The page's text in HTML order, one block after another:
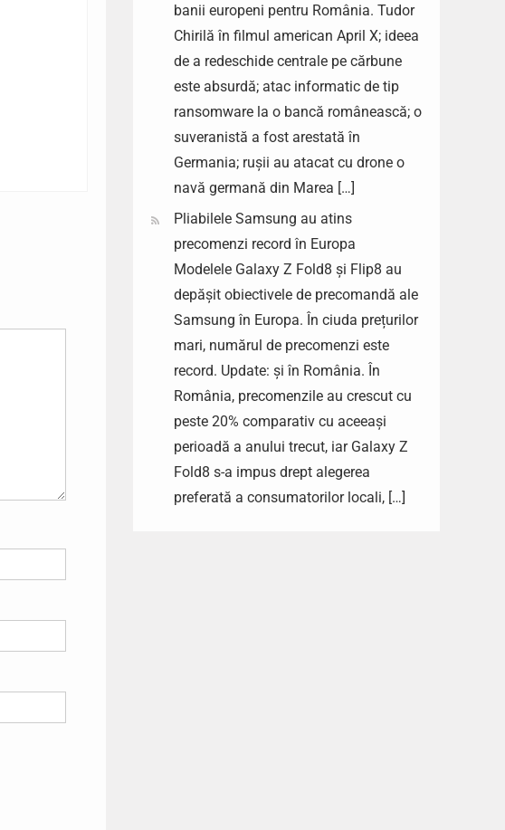
banii europeni pentru România. Tudor
Chirilă în filmul american April X; ideea
de a redeschide centrale pe cărbune
este absurdă; atac informatic de tip
ransomware la o bancă românească; o
suveranistă a fost arestată în
Germania; rușii au atacat cu drone o
navă germană din Marea […]
Pliabilele Samsung au atins
precomenzi record în Europa
Modelele Galaxy Z Fold8 și Flip8 au
depășit obiectivele de precomandă ale
Samsung în Europa. În ciuda prețurilor
mari, numărul de precomenzi este
record. Update: și în România. În
România, precomenzile au crescut cu
peste 20% comparativ cu aceeași
perioadă a anului trecut, iar Galaxy Z
Fold8 s-a impus drept alegerea
preferată a consumatorilor locali, […]